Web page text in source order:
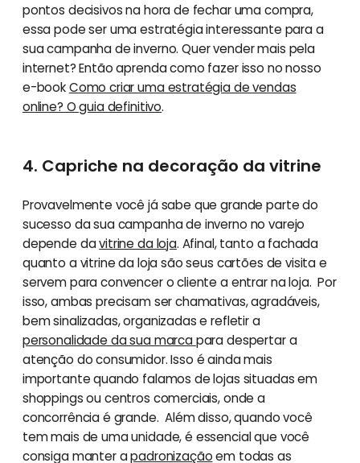
pontos decisivos na hora de fechar uma compra,
essa pode ser uma estratégia interessante para a
sua campanha de inverno. Quer vender mais pela
internet? Então aprenda como fazer isso no nosso
e-bookComo criar uma estratégia de vendas
online? O guia definitivo.
4. Capriche na decoração da vitrine
Provavelmente você já sabe que grande parte do
sucesso da sua campanha de inverno no varejo
depende davitrine da loja. Afinal, tanto a fachada
quanto a vitrine da loja são seus cartões de visita e
servem para convencer o cliente a entrar na loja. Por
isso, ambas precisam ser chamativas, agradáveis,
bem sinalizadas, organizadas e refletir a
personalidade da sua marcapara despertar a
atenção do consumidor. Isso é ainda mais
importante quando falamos de lojas situadas em
shoppings ou centros comerciais, onde a
concorrência é grande. Além disso, quando você
tem mais de uma unidade, é essencial que você
consiga manter apadronizaçãoem todas as